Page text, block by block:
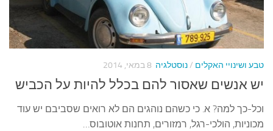
טבע ושינויי האקלים /נוסטלגיה 8 במאי, 2014
יש אנשים שאסור להם בכלל להיות על הכביש
וכל-כך למה? א. כי כשהם נוהגים הם לא רואים שסביבם יש עוד
מכוניות, הולכי-רגל, רמזורים, תחנות אוטובוס…